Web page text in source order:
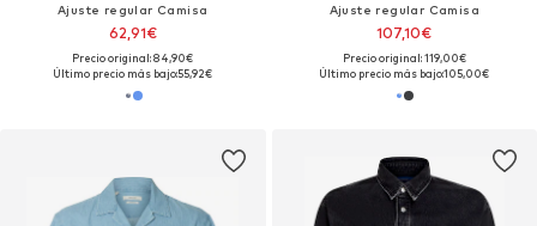
Ajuste regular Camisa
62,91€
Precio original: 84,90€
Último precio más bajo:55,92€
Ajuste regular Camisa
107,10€
Precio original: 119,00€
Último precio más bajo:105,00€